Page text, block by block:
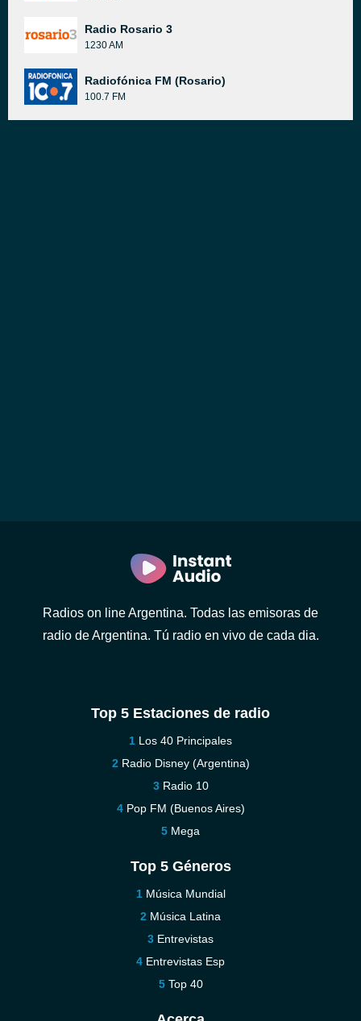
Radio Rosario 3
1230 AM
Radiofónica FM (Rosario)
100.7 FM
Radios on line Argentina. Todas las emisoras de
radio de Argentina. Tú radio en vivo de cada dia.
Top 5 Estaciones de radio
Los 40 Principales
Radio Disney (Argentina)
Radio 10
Pop FM (Buenos Aires)
Mega
Top 5 Géneros
Música Mundial
Música Latina
Entrevistas
Entrevistas Esp
Top 40